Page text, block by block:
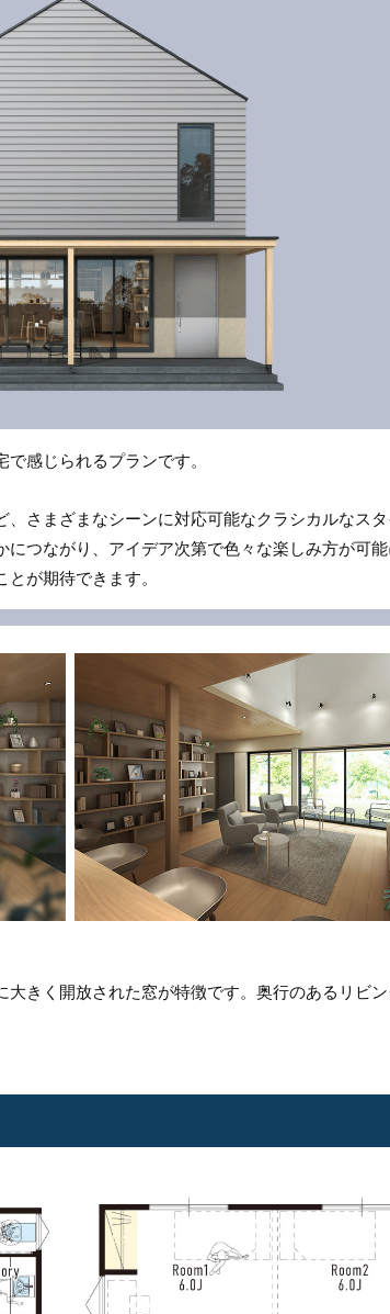
感じられるプランです。
さまざまなシーンに対応可能なクラシカルなス
つながり、アイデア次第で色々な楽しみ方が可
が期待できます。
きく開放された窓が特徴です。奥行のあるリビ